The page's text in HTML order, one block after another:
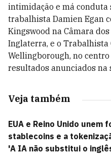
intimidação e má conduta
trabalhista Damien Egan
Kingswood na Câmara
Inglaterra, e o
Wellingborough, no
resultados anunciados na
Veja também
EUA e Reino Unido unem
stablecoins e a
'A IA não substitui o